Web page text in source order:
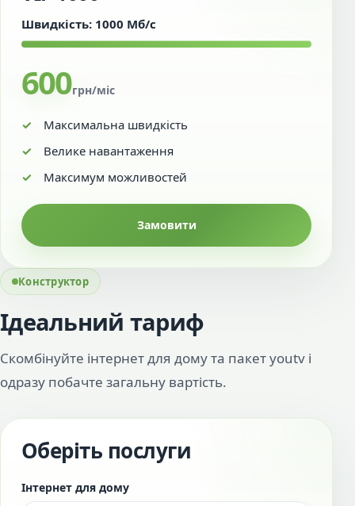
Швидкість: 1000 Мб/с
600грн/міс
Максимальна швидкість
Велике навантаження
Максимум можливостей
Замовити
Конструктор
Ідеальний тариф
Скомбінуйте інтернет для дому та пакет youtv і
одразу побачте загальну вартість.
Оберіть послуги
Інтернет для дому